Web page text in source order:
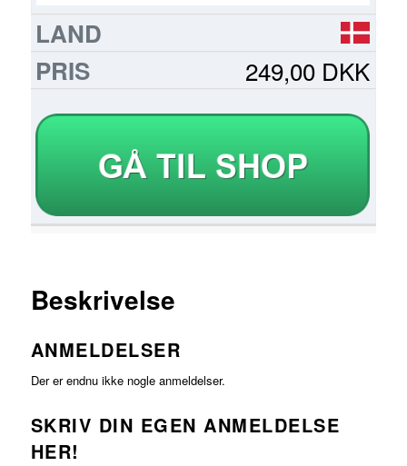
249,00 DKK
Beskrivelse
ANMELDELSER
Der er endnu ikke nogle anmeldelser.
SKRIV DIN EGEN ANMELDELSE
HER!